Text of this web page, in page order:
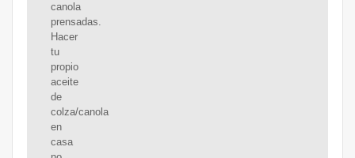
canola
prensadas.
Hacer
tu
propio
aceite
de
colza/canola
en
casa